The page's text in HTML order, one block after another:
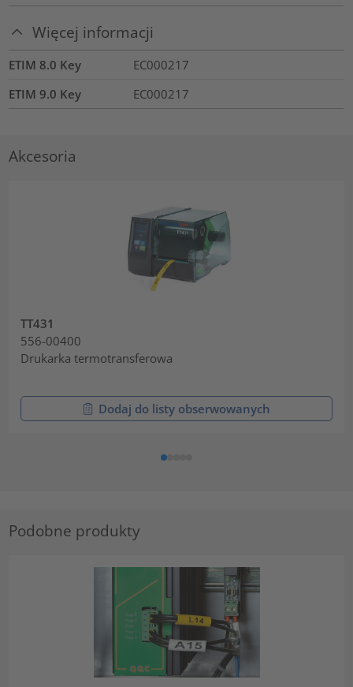
Więcej informacji
ETIM 8.0 Key
EC000217
ETIM 9.0 Key
EC000217
Akcesoria
TT431
556-00400
Drukarka termotransferowa
Dodaj do listy obserwowanych
Podobne produkty